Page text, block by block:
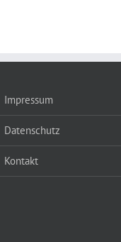
Impressum
Datenschutz
Kontakt